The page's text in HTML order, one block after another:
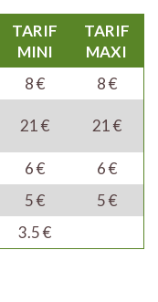
TARIF
MINI
TARIF
MAXI
8 €
8 €
21 € 21 €
6 €
6 €
5 €
5 €
3.5 €